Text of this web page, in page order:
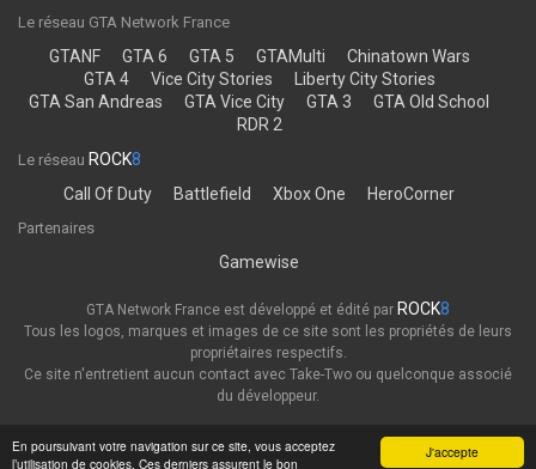
J'accepte
En poursuivant votre navigation sur ce site, vous acceptez
l’utilisation de cookies. Ces derniers assurent le bon
Le réseau GTA Network France
GTANF GTA 6 GTA 5 GTAMulti
Chinatown Wars
GTA 4
Vice City Stories
Liberty City Stories
GTA San Andreas
GTA Vice City GTA 3
GTA Old School
RDR 2
Le réseau ROCK8
Call Of Duty
Battlefield Xbox One HeroCorner
Partenaires
Gamewise
GTA Network France est développé et édité par ROCK8
Tous les logos, marques et images de ce site sont les propriétés de leurs
propriétaires respectifs.
Ce site n'entretient aucun contact avec Take-Two ou quelconque associé
du développeur.
Thème Politique de confidentialité